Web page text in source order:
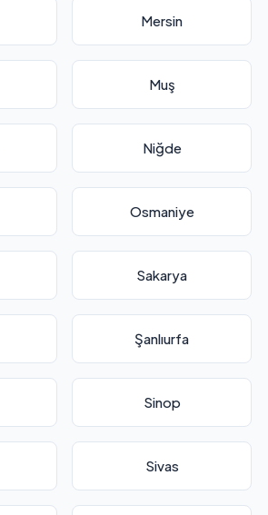
Mersin
Muş
Niğde
Osmaniye
Sakarya
Şanlıurfa
Sinop
Sivas